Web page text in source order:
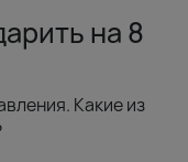
на 8
Какие из